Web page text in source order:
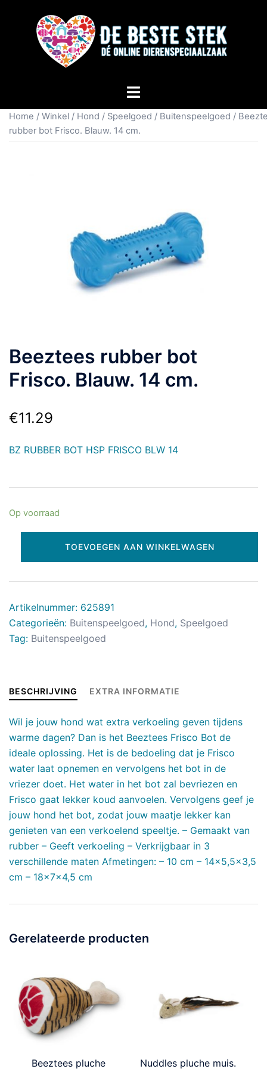
Home / Winkel / Hond / Speelgoed / Buitenspeelgoed /
rubber bot Frisco. Blauw. 14 cm.
Beeztees rubber bot
Frisco. Blauw. 14 cm.
€11.29
BZ RUBBER BOT HSP FRISCO BLW 14
Op voorraad
TOEVOEGEN AAN WINKELWAGEN
Artikelnummer: 625891
Categorieën: Buitenspeelgoed, Hond, Speelgoed
Tag: Buitenspeelgoed
BESCHRIJVING EXTRA INFORMATIE
Wil je jouw hond wat extra verkoeling geven tijdens
warme dagen? Dan is het Beeztees Frisco Bot de
ideale oplossing. Het is de bedoeling dat je Frisco
water laat opnemen en vervolgens het bot in de
vriezer doet. Het water in het bot zal bevriezen en
Frisco gaat lekker koud aanvoelen. Vervolgens geef je
jouw hond het bot, zodat jouw maatje lekker kan
genieten van een verkoelend speeltje. – Gemaakt van
rubber – Geeft verkoeling – Verkrijgbaar in 3
verschillende maten Afmetingen: – 10 cm – 14×5,5×3,5
cm – 18x7x4,5 cm
Gerelateerde producten
Beeztees pluche Nuddles pluche muis.